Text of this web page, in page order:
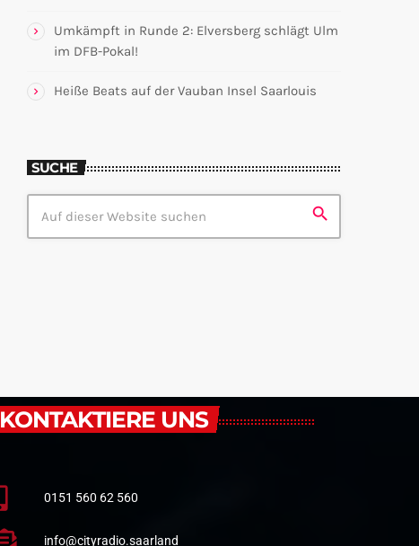
Umkämpft in Runde 2: Elversberg schlägt Ulm
im DFB-Pokal!
Heiße Beats auf der Vauban Insel Saarlouis
SUCHE
search
KONTAKTIERE UNS
0151 560 62 560
info@cityradio.saarland